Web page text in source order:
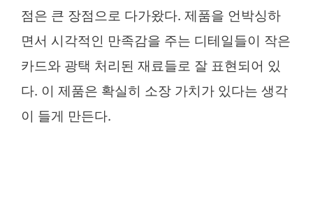
점은 큰 장점으로 다가왔다. 제품을 언박싱하
면서 시각적인 만족감을 주는 디테일들이 작은
카드와 광택 처리된 재료들로 잘 표현되어 있
다. 이 제품은 확실히 소장 가치가 있다는 생각
이 들게 만든다.